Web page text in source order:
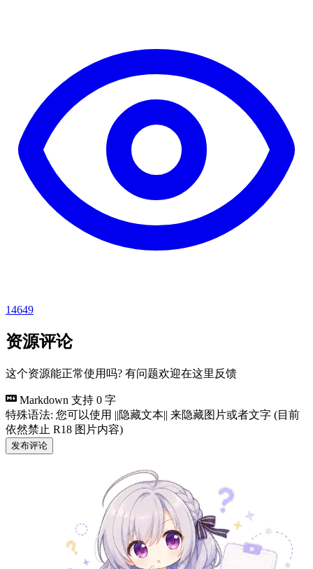
14649
资源评论
这个资源能正常使用吗? 有问题欢迎在这里反馈
Markdown 支持 0 字
特殊语法: 您可以使用 ||隐藏文本|| 来隐藏图片或者文字 (目前
依然禁止 R18 图片内容)
发布评论